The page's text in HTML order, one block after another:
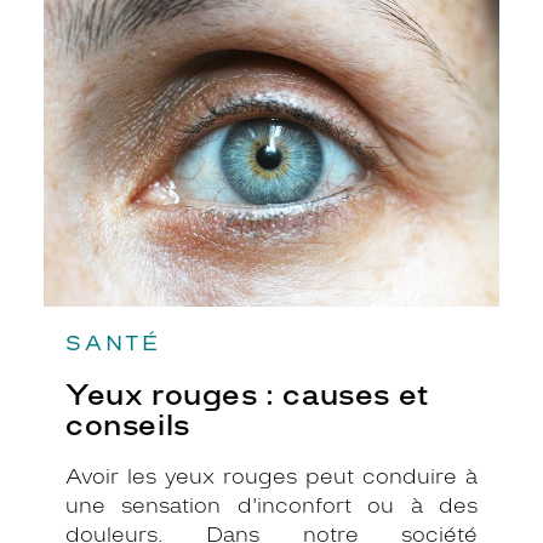
SANTÉ
Yeux rouges : causes et
conseils
Avoir les yeux rouges peut conduire à
une sensation d'inconfort ou à des
douleurs. Dans notre société
rouges
causes
et
conseils